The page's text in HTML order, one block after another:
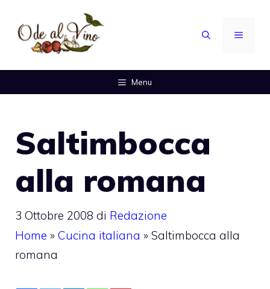
contenuto
MENU
Menu
Saltimbocca
alla romana
3 Ottobre 2008 di Redazione
Home » Cucina italiana » Saltimbocca alla
romana